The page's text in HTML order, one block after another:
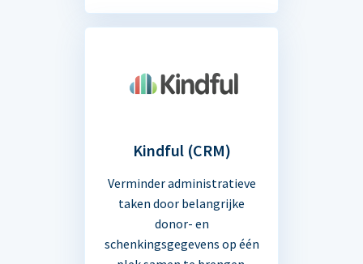
Kindful (CRM)
Verminder administratieve
taken door belangrijke
donor- en
schenkingsgegevens op één